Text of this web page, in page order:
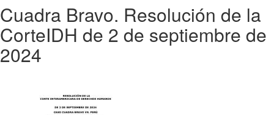
Cuadra Bravo. Resolución de la
CorteIDH de 2 de septiembre de
2024